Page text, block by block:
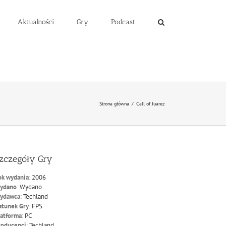
Aktualności Gry Podcast
Strona główna / Call of Juarez
Gry
wydania: 2006
:Wydano
:Techland
Gry: FPS
: PC